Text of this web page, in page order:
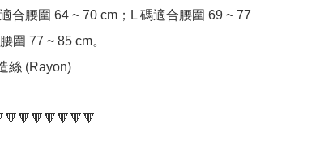
合腰圍 64 ~ 70 cm；L 碼適合腰圍 69 ~ 77
圍 77 ~ 85 cm。
絲 (Rayon)